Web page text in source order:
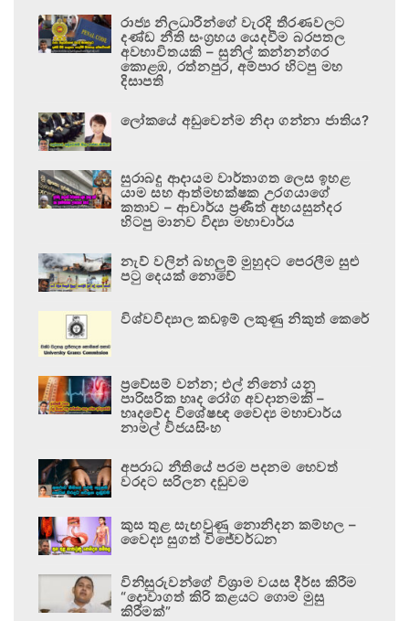
රාජ්‍ය නිලධාරීන්ගේ වැරදි තීරණවලට
දණ්ඩ නීති සංග්‍රහය යෙදවීම බරපතල
අවභාවිතයකි – සුනිල් කන්නන්ගර
කොළඹ, රත්නපුර, අම්පාර හිටපු මහ
දිසාපති
ලෝකයේ අඩුවෙන්ම නිදා ගන්නා ජාතිය?
සුරාබදු ආදායම වාර්තාගත ලෙස ඉහළ
යාම සහ ආත්මභක්ෂක උරගයාගේ
කතාව – ආචාර්ය ප්‍රණීත් අභයසුන්දර
හිටපු මානව විද්‍යා මහාචාර්ය
නැව් වලින් බහලුම් මුහුදට පෙරලීම සුළු
පටු දෙයක් නොවේ
විශ්වවිද්‍යාල කඩඉම් ලකුණු නිකුත් කෙරේ
ප්‍රවේසම් වන්න; එල් නිනෝ යනු
පාරිසරික හෘද රෝග අවදානමකි –
හෘදවේද විශේෂඥ වෛද්‍ය මහාචාර්ය
නාමල් විජයසිංහ
අපරාධ නීතියේ පරම පදනම හෙවත්
වරදට සරිලන දඬුවම
කුස තුළ සැඟවුණු නොනිදන කම්හල –
වෛද්‍ය සුගත් විජේවර්ධන
විනිසුරුවන්ගේ විශ්‍රාම වයස දීර්ඝ කිරීම
“දොවාගත් කිරි කළයට ගොම මුසු
කිරීමක්”